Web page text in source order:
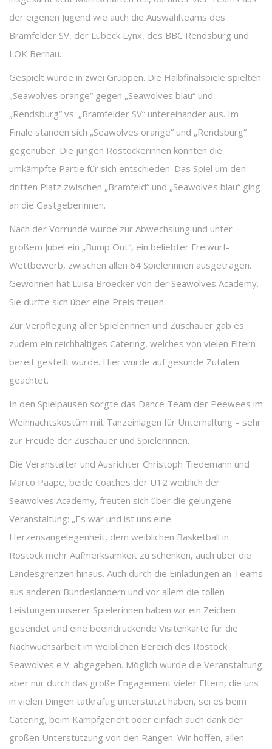
der eigenen Jugend wie auch die Auswahlteams des
Bramfelder SV, der Lübeck Lynx, des BBC Rendsburg und
LOK Bernau.
Gespielt wurde in zwei Gruppen. Die Halbfinalspiele spielten
„Seawolves orange“ gegen „Seawolves blau“ und
„Rendsburg“ vs. „Bramfelder SV“ untereinander aus. Im
Finale standen sich „Seawolves orange“ und „Rendsburg“
gegenüber. Die jungen Rostockerinnen konnten die
umkämpfte Partie für sich entschieden. Das Spiel um den
dritten Platz zwischen „Bramfeld“ und „Seawolves blau“ ging
an die Gastgeberinnen.
Nach der Vorrunde wurde zur Abwechslung und unter
großem Jubel ein „Bump Out“, ein beliebter Freiwurf-
Wettbewerb, zwischen allen 64 Spielerinnen ausgetragen.
Gewonnen hat Luisa Broecker von der Seawolves Academy.
Sie durfte sich über eine Preis freuen.
Zur Verpflegung aller Spielerinnen und Zuschauer gab es
zudem ein reichhaltiges Catering, welches von vielen Eltern
bereit gestellt wurde. Hier wurde auf gesunde Zutaten
geachtet.
In den Spielpausen sorgte das Dance Team der Peewees im
Weihnachtskostüm mit Tanzeinlagen für Unterhaltung – sehr
zur Freude der Zuschauer und Spielerinnen.
Die Veranstalter und Ausrichter Christoph Tiedemann und
Marco Paape, beide Coaches der U12 weiblich der
Seawolves Academy, freuten sich über die gelungene
Veranstaltung: „Es war und ist uns eine
Herzensangelegenheit, dem weiblichen Basketball in
Rostock mehr Aufmerksamkeit zu schenken, auch über die
Landesgrenzen hinaus. Auch durch die Einladungen an Teams
aus anderen Bundesländern und vor allem die tollen
Leistungen unserer Spielerinnen haben wir ein Zeichen
gesendet und eine beeindruckende Visitenkarte für die
Nachwuchsarbeit im weiblichen Bereich des Rostock
Seawolves e.V. abgegeben. Möglich wurde die Veranstaltung
aber nur durch das große Engagement vieler Eltern, die uns
in vielen Dingen tatkräftig unterstützt haben, sei es beim
Catering, beim Kampfgericht oder einfach auch dank der
großen Unterstützung von den Rängen. Wir hoffen, allen